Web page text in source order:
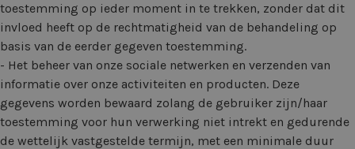
toestemming op ieder moment in te trekken, zonder dat dit
invloed heeft op de rechtmatigheid van de behandeling op
basis van de eerder gegeven toestemming.
- Het beheer van onze sociale netwerken en verzenden van
informatie over onze activiteiten en producten. Deze
gegevens worden bewaard zolang de gebruiker zijn/haar
toestemming voor hun verwerking niet intrekt en gedurende
de wettelijk vastgestelde termijn, met een minimale duur